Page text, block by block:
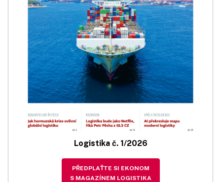
Logistika č. 1/2026
PŘEDPLAŤTE SI EKONOM
S MAGAZÍNEM LOGISTIKA